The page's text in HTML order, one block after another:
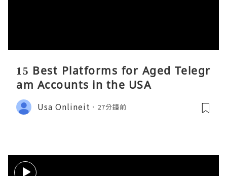
15 Best Platforms for Aged Telegr
am Accounts in the USA
Usa Onlineit 27分鐘前